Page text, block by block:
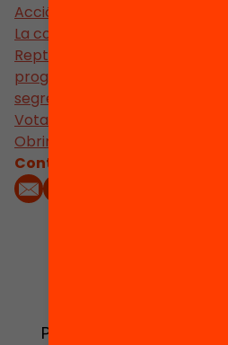
Acció contra la Segregació
La concertada a debat
Reptes de l’Educació a
programació de l’oferta en la
segregació escolar: reptes i
Vota Educació
Obrim Educació
Contacta'm:
Publications and